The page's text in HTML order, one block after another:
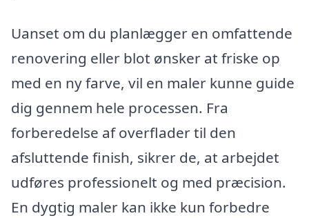
Uanset om du planlægger en omfattende
renovering eller blot ønsker at friske op
med en ny farve, vil en maler kunne guide
dig gennem hele processen. Fra
forberedelse af overflader til den
afsluttende finish, sikrer de, at arbejdet
udføres professionelt og med præcision.
En dygtig maler kan ikke kun forbedre